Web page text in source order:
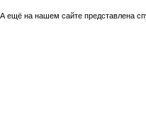
А ещё на нашем сайте представлена